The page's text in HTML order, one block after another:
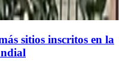
sitios inscritos en la